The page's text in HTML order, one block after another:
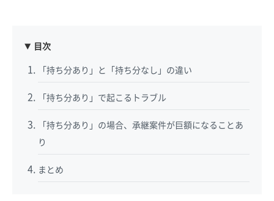
目次
「持ち分あり」と「持ち分なし」の違い
「持ち分あり」で起こるトラブル
「持ち分あり」の場合、承継案件が巨額になることあ
り
まとめ